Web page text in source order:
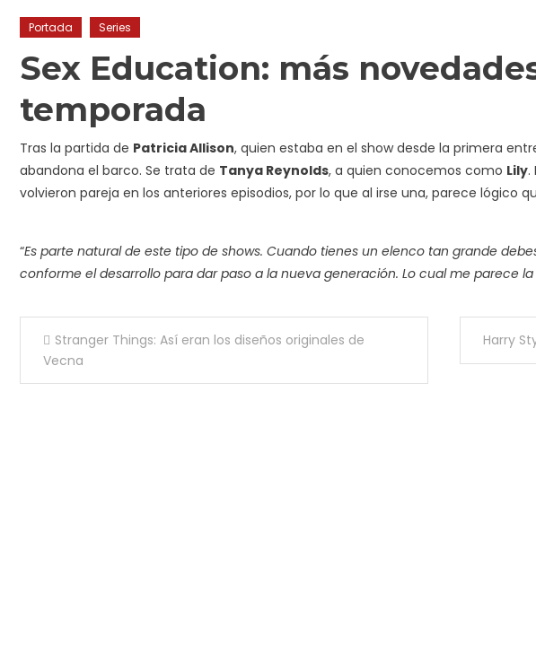
Portada Series
Sex Education: más
temporada
Tras la partida de Patricia Allison, quien estaba en el show desde la primera
abandona el barco. Se trata de Tanya Reynolds, a quien conocemos como Lily.
volvieron pareja en los anteriores episodios, por lo que al irse una, parece lógico
“Es parte natural de este tipo de shows. Cuando tienes un elenco tan grande
conforme el desarrollo para dar paso a la nueva generación. Lo cual me parece
Navegación
de
Stranger Things: Así eran los diseños originales de
Vecna
Harry